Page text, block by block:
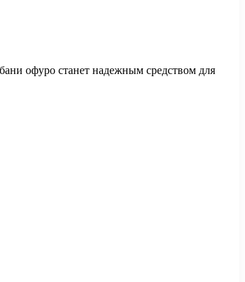
офуро станет надежным средством для